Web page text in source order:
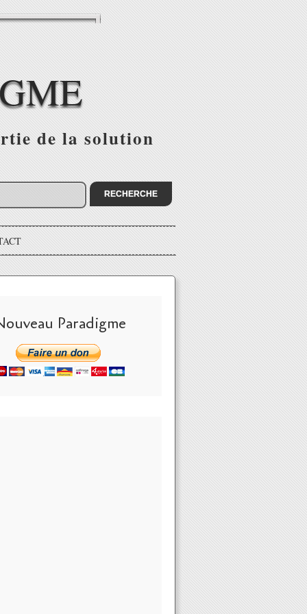
de la solution
Paradigme